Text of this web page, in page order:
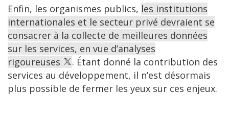
Enfin, les organismes publics, les institutions
internationales et le secteur privé devraient se
consacrer à la collecte de meilleures données
sur les services, en vue d’analyses
rigoureuses
. Étant donné la contribution des
services au développement, il n’est désormais
plus possible de fermer les yeux sur ces enjeux.